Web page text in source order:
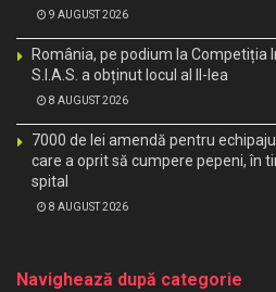
9 AUGUST 2026
România, pe podium la Competiția
S.I.A.S. a obținut locul al II-lea
8 AUGUST 2026
7000 de lei amendă pentru
care a oprit să cumpere pepeni, în
spital
8 AUGUST 2026
Navighează după categorie